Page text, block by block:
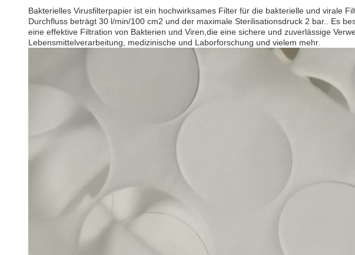
Bakterielles Virusfilterpapier ist ein hochwirksames Filter für die bakterielle und virale
Durchfluss beträgt 30 l/min/100 cm2 und der maximale Sterilisationsdruck 2 bar.. Es
eine effektive Filtration von Bakterien und Viren,die eine sichere und zuverlässige
Lebensmittelverarbeitung, medizinische und Laborforschung und vielem mehr.